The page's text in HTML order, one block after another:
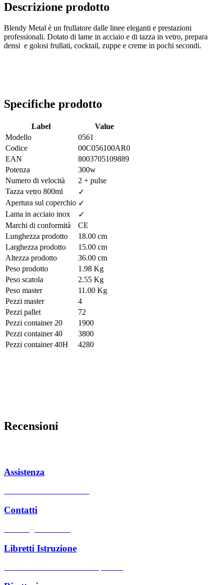
Descrizione prodotto
Blendy Metal è un frullatore dalle linee eleganti e prestazioni
professionali. Dotato di lame in acciaio e di tazza in vetro, prepara
densi e golosi frullati, cocktail, zuppe e creme in pochi secondi.
Specifiche prodotto
Label
Value
Modello
0561
Codice
00C056100AR0
EAN
8003705109889
Potenza
300w
Numero di velocità
2 + pulse
Tazza vetro 800ml
✓
Apertura sul coperchio ✓
Lama in acciaio inox
✓
Marchi di conformità
CE
Lunghezza prodotto
18.00 cm
Larghezza prodotto
15.00 cm
Altezza prodotto
36.00 cm
Peso prodotto
1.98 Kg
Peso scatola
2.55 Kg
Peso master
11.00 Kg
Pezzi master
4
Pezzi pallet
72
Pezzi container 20
1900
Pezzi container 40
3800
Pezzi container 40H
4280
Recensioni
Assistenza
Contatti
Libretti Istruzione